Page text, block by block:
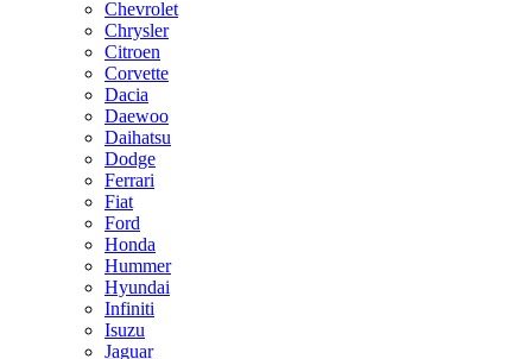
Chevrolet
Chrysler
Citroen
Corvette
Dacia
Daewoo
Daihatsu
Dodge
Ferrari
Fiat
Ford
Honda
Hummer
Hyundai
Infiniti
Isuzu
Jaguar